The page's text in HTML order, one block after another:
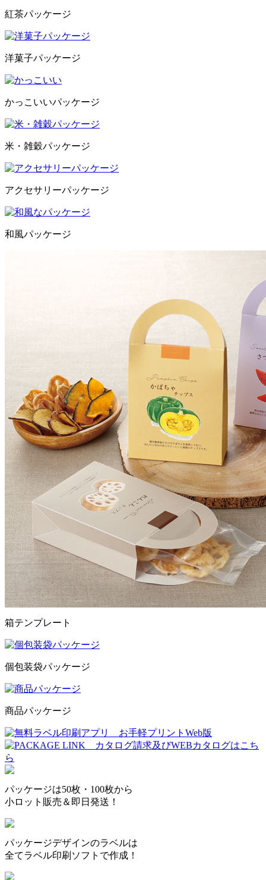
紅茶パッケージ
洋菓子パッケージ
かっこいいパッケージ
米・雑穀パッケージ
アクセサリーパッケージ
和風パッケージ
箱テンプレート
個包装袋パッケージ
商品パッケージ
パッケージは50枚・100枚から
小ロット販売＆即日発送！
パッケージデザインのラベルは
全てラベル印刷ソフトで作成！